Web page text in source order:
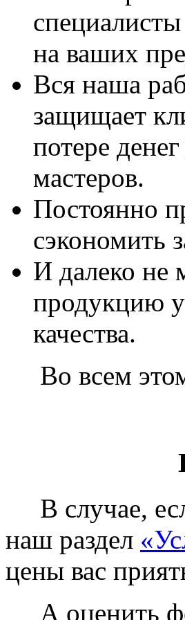
на ваших
Вся наша
защищает
потере
мастеров.
Постоянно
сэкономить
И далеко не
продукцию
качества.
Во всем
В случае,
наш раздел
цены вас
А оценить